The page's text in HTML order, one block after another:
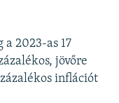
a 2023-as 17
jövőre
inflációt